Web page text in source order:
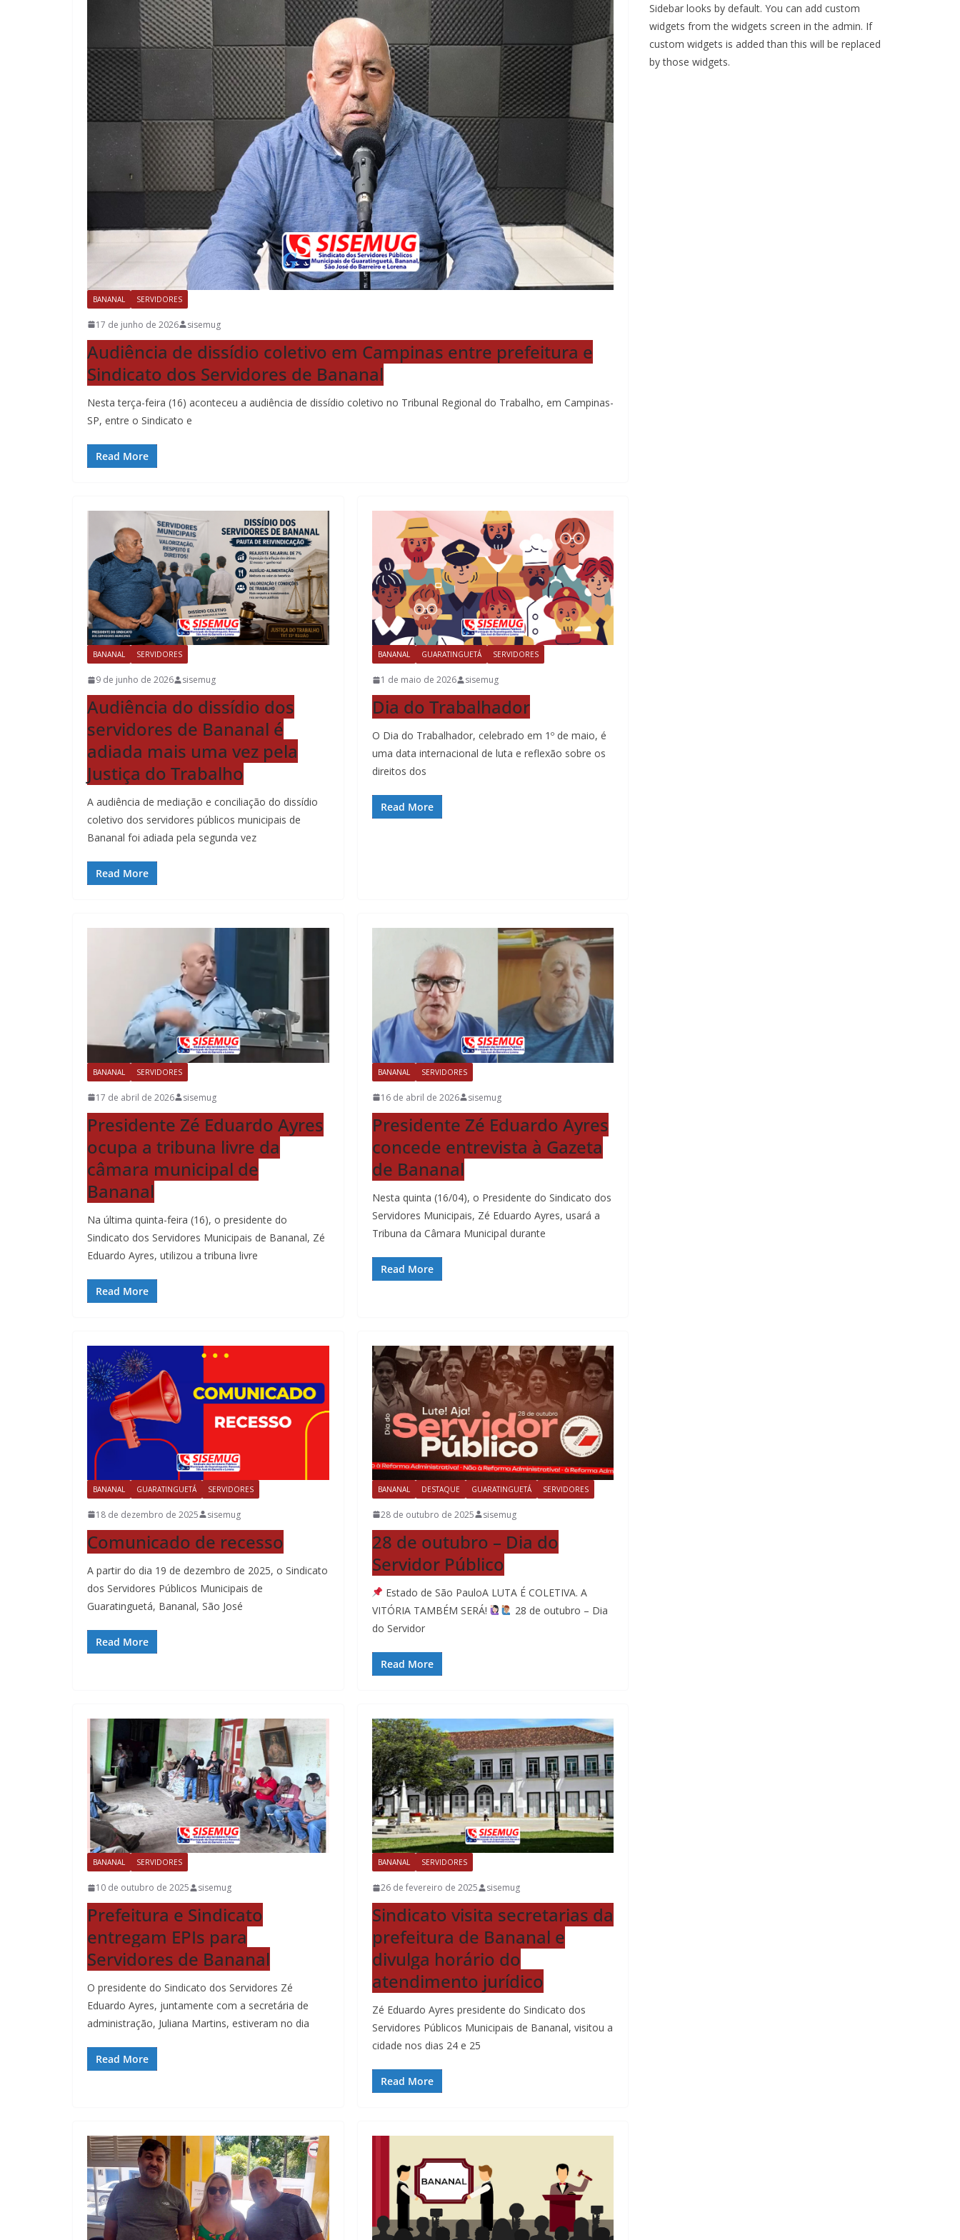
BANANAL SERVIDORES
17 de junho de 2026 sisemug
Audiência de dissídio coletivo em Campinas entre prefeitura e
Sindicato dos Servidores de Bananal
Nesta terça-feira (16) aconteceu a audiência de dissídio coletivo no Tribunal Regional do Trabalho, em Campinas-
SP, entre o Sindicato e
Read More
BANANAL SERVIDORES
9 de junho de 2026 sisemug
Audiência do dissídio dos
servidores de Bananal é
adiada mais uma vez pela
Justiça do Trabalho
A audiência de mediação e conciliação do dissídio
coletivo dos servidores públicos municipais de
Bananal foi adiada pela segunda vez
Read More
BANANAL GUARATINGUETÁ SERVIDORES
1 de maio de 2026 sisemug
Dia do Trabalhador
O Dia do Trabalhador, celebrado em 1º de maio, é
uma data internacional de luta e reflexão sobre os
direitos dos
Read More
BANANAL SERVIDORES
17 de abril de 2026 sisemug
Presidente Zé Eduardo Ayres
ocupa a tribuna livre da
câmara municipal de
Bananal
Na última quinta-feira (16), o presidente do
Sindicato dos Servidores Municipais de Bananal, Zé
Eduardo Ayres, utilizou a tribuna livre
Read More
BANANAL SERVIDORES
16 de abril de 2026 sisemug
Presidente Zé Eduardo Ayres
concede entrevista à Gazeta
de Bananal
Nesta quinta (16/04), o Presidente do Sindicato dos
Servidores Municipais, Zé Eduardo Ayres, usará a
Tribuna da Câmara Municipal durante
Read More
BANANAL GUARATINGUETÁ SERVIDORES
18 de dezembro de 2025 sisemug
Comunicado de recesso
A partir do dia 19 de dezembro de 2025, o Sindicato
dos Servidores Públicos Municipais de
Guaratinguetá, Bananal, São José
Read More
BANANAL DESTAQUE GUARATINGUETÁ SERVIDORES
28 de outubro de 2025 sisemug
28 de outubro – Dia do
Servidor Público
Estado de São PauloA LUTA É COLETIVA. A
VITÓRIA TAMBÉM SERÁ!
28 de outubro – Dia
do Servidor
Read More
BANANAL SERVIDORES
10 de outubro de 2025 sisemug
Prefeitura e Sindicato
entregam EPIs para
Servidores de Bananal
O presidente do Sindicato dos Servidores Zé
Eduardo Ayres, juntamente com a secretária de
administração, Juliana Martins, estiveram no dia
Read More
BANANAL SERVIDORES
26 de fevereiro de 2025 sisemug
Sindicato visita secretarias da
prefeitura de Bananal e
divulga horário do
atendimento jurídico
Zé Eduardo Ayres presidente do Sindicato dos
Servidores Públicos Municipais de Bananal, visitou a
cidade nos dias 24 e 25
Read More
Sidebar looks by default. You can add custom
widgets from the widgets screen in the admin. If
custom widgets is added than this will be replaced
by those widgets.